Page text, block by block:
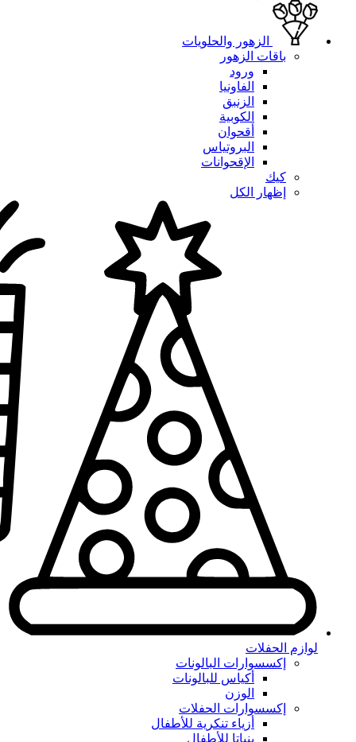
الزهور والحلويات
باقات الزهور
ورود
الفاونيا
الزنبق
الكوبية
أقحوان
البروتياس
الإقحوانات
كيك
إظهار الكل
لوازم الحفلات
إكسسوارات البالونات
أكياس للبالونات
الوزن
إكسسوارات الحفلات
أزياء تنكرية للأطفال
بنياتا للأطفال